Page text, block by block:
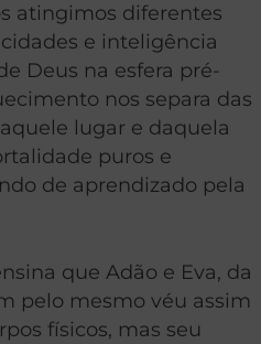
atingimos diferentes
e inteligência
Deus na esfera pré-
nos separa das
lugar e daquela
puros e
de aprendizado pela
que Adão e Eva, da
pelo mesmo véu assim
físicos, mas seu